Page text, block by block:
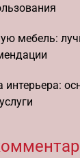
мебель:
интерьера: